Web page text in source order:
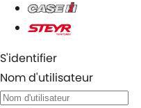
S'identifier
Nom d'utilisateur